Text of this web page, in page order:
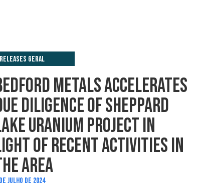
Releases Geral
METALS ACCELERATES
DILIGENCE OF SHEPPARD
URANIUM PROJECT IN
OF RECENT ACTIVITIES IN
AREA
JULHO DE 2024